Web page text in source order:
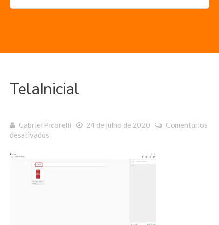
TelaInicial
Gabriel Picorelli 24 de julho de 2020
Comentários
desativados